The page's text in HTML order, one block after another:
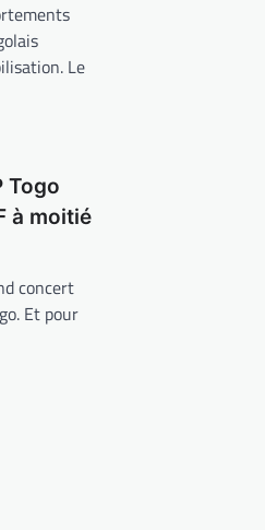
Le
Togo
à moitié
concert
Et pour